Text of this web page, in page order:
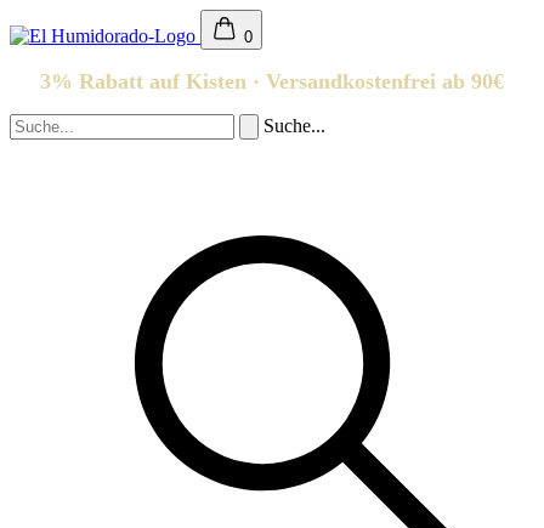
0
3% Rabatt auf Kisten · Versandkostenfrei ab 90€
Suche...